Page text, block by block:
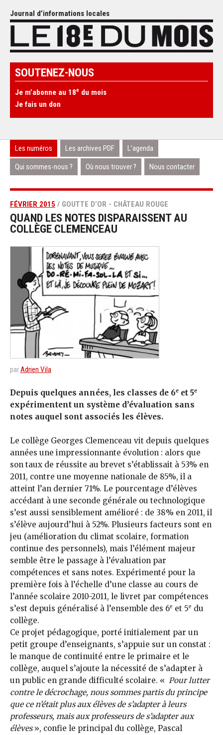
Journal d’informations locales
SOUTENEZ-NOUS
Je m’abonne au 18e du mois
Je fais un don
Les numéros Les archives PDF L’agenda
Qui sommes-nous ? Où nous trouver ? Nous contacter
FÉVRIER 2015 / GOUTTE D’OR - CHÂTEAU ROUGE
QUAND LES NOTES DISPARAISSENT AU
COLLÈGE CLEMENCEAU
parAdrien Vila
Depuis quelques années, les classes de 6e et 5e
expérimentent un système d’évaluation sans
notes auquel sont associés les élèves.
Le collège Georges Clemenceau vit depuis quelques
années une impressionnante évolution : alors que
son taux de réussite au brevet s’établissait à 53% en
2011, contre une moyenne nationale de 85%, il a
atteint l’an dernier 71%. Le pourcentage d’élèves
accédant à une seconde générale ou technologique
s’est aussi sensiblement amélioré : de 38% en 2011, il
s’élève aujourd’hui à 52%. Plusieurs facteurs sont en
jeu (amélioration du climat scolaire, formation
continue des personnels), mais l’élément majeur
semble être le passage à l’évaluation par
compétences et sans notes. Expérimenté pour la
première fois à l’échelle d’une classe au cours de
l’année scolaire 2010-2011, le livret par compétences
s’est depuis généralisé à l’ensemble des 6e et 5e du
collège.
Ce projet pédagogique, porté initialement par un
petit groupe d’enseignants, s’appuie sur un constat :
le manque de continuité entre le primaire et le
collège, auquel s’ajoute la nécessité de s’adapter à
un public en grande difficulté scolaire. « Pour lutter
contre le décrochage, nous sommes partis du principe
que ce n’était plus aux élèves de s’adapter à leurs
professeurs, mais aux professeurs de s’adapter aux
élèves», confie le principal du collège, Pascal